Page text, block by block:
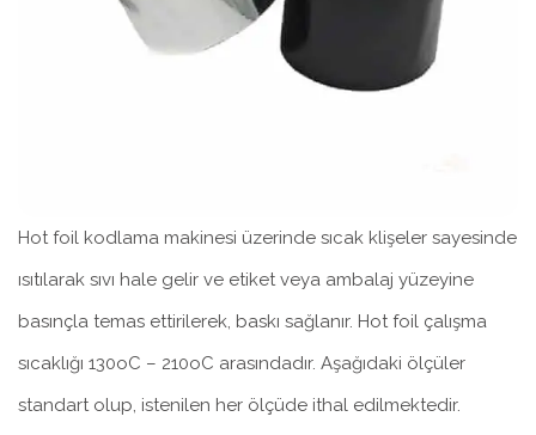
Hot foil kodlama makinesi üzerinde sıcak klişeler sayesinde
ısıtılarak sıvı hale gelir ve etiket veya ambalaj yüzeyine
basınçla temas ettirilerek, baskı sağlanır. Hot foil çalışma
sıcaklığı 130oC – 210oC arasındadır. Aşağıdaki ölçüler
standart olup, istenilen her ölçüde ithal edilmektedir.